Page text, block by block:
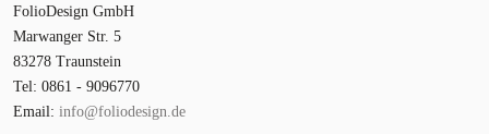
FolioDesign GmbH
Marwanger Str. 5
83278 Traunstein
Tel: 0861 - 9096770
Email: info@foliodesign.de